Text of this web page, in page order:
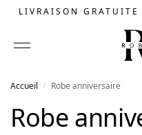
LIVRAISON
Boutique
Par style
Accueil / Robe anniversaire​
Robe